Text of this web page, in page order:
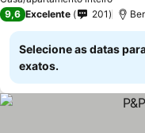
9,6 Excelente 201
Selecione as datas
exatos.